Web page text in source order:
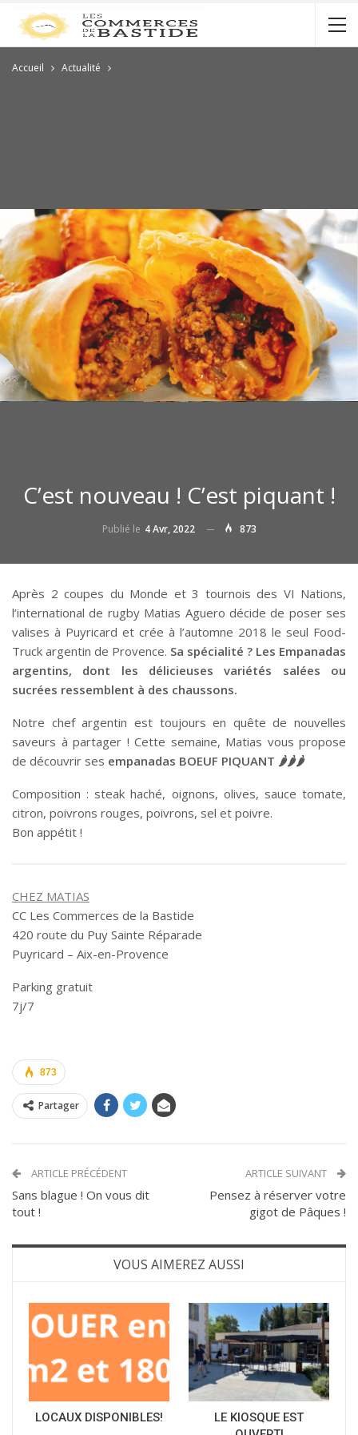
Accueil Actualité
C’est nouveau ! C’est piquant !
Publié le 4 Avr, 2022 873
Après 2 coupes du Monde et 3 tournois des VI Nations,
l’international de rugby Matias Aguero décide de poser ses
valises à Puyricard et crée à l’automne 2018 le seul Food-
Truck argentin de Provence. Sa spécialité ? Les Empanadas
argentins, dont les délicieuses variétés salées ou
sucrées ressemblent à des chaussons.
Notre chef argentin est toujours en quête de nouvelles
saveurs à partager ! Cette semaine, Matias vous propose
de découvrir ses empanadas BOEUF PIQUANT 🌶🌶🌶
Composition : steak haché, oignons, olives, sauce tomate,
citron, poivrons rouges, poivrons, sel et poivre.
Bon appétit !
CHEZ MATIAS
CC Les Commerces de la Bastide
420 route du Puy Sainte Réparade
Puyricard – Aix-en-Provence
Parking gratuit
7j/7
873
Partager
ARTICLE PRÉCÉDENT
Sans blague ! On vous dit
tout !
ARTICLE SUIVANT
Pensez à réserver votre
gigot de Pâques !
VOUS AIMEREZ AUSSI
LOCAUX DISPONIBLES!
LE KIOSQUE EST